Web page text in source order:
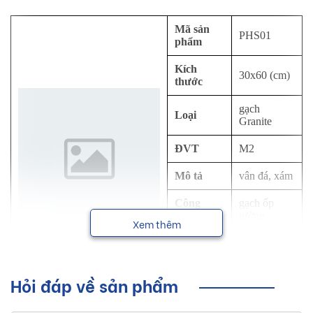
Mã sản
phẩm
PHS01
Kích
thước
30x60 (cm)
Loại
gạch
Granite
ĐVT M2
Mô tả vân đá, xám
Công
gạch ốp
Thương
NSX
Xem thêm
Hỏi đáp về sản phẩm